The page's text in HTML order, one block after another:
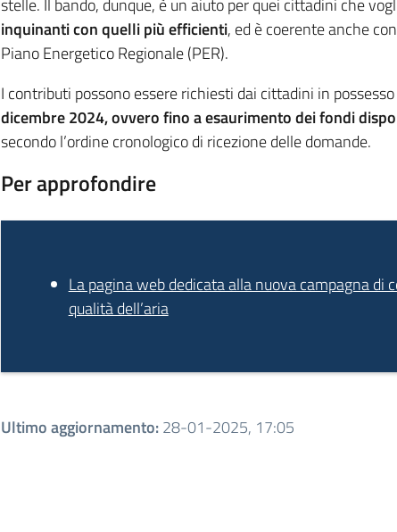
inquinanti con quelli più efficienti, ed è coerente anche
Piano Energetico Regionale (PER).
I contributi possono essere richiesti dai cittadini in
dicembre 2024, ovvero fino a esaurimento dei fondi
secondo l’ordine cronologico di ricezione delle domande.
Per approfondire
La pagina web dedicata alla nuova campagna di
qualità dell’aria
Ultimo aggiornamento:28-01-2025, 17:05